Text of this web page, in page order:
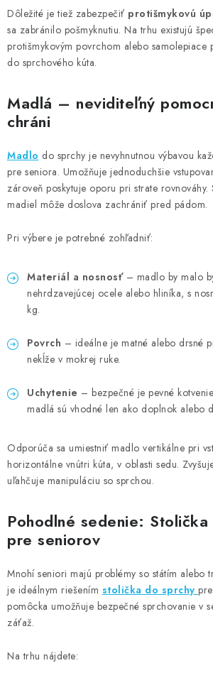
Dôležité je tiež zabezpečiť protišmykovú
sa zabránilo pošmyknutiu. Na trhu existujú
protišmykovým povrchom alebo samolepiace
do sprchového kúta.
Madlá – neviditeľný
chráni
Madlo do sprchy je nevyhnutnou výbavou
pre seniora. Umožňuje jednoduchšie
zároveň poskytuje oporu pri strate rovnováhy.
madiel môže doslova zachrániť pred pádom.
Pri výbere je potrebné zohľadniť:
Materiál a nosnosť– madlo by malo
nehrdzavejúcej ocele alebo hliníka, s
kg.
Povrch – ideálne je matné alebo drsné
nekĺže v mokrej ruke.
Uchytenie – bezpečné je pevné
madlá sú vhodné len ako doplnok alebo
Odporúča sa umiestniť madlo vertikálne pri
horizontálne vnútri kúta, v oblasti sedu.
uľahčuje manipuláciu so sprchou.
Pohodlné sedenie:
pre seniorov
Mnohí seniori majú problémy so státím alebo
je ideálnym riešením stolička do sprchy
pomôcka umožňuje bezpečné sprchovanie v
záťaž.
Na trhu nájdete: